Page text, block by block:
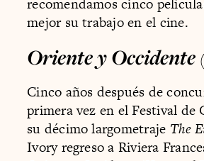
recomendamos cinco
mejor su trabajo en el cine.
Oriente y Occidente
Cinco años después de
primera vez en el Festival de
su décimo largometraje The
Ivory regreso a Riviera